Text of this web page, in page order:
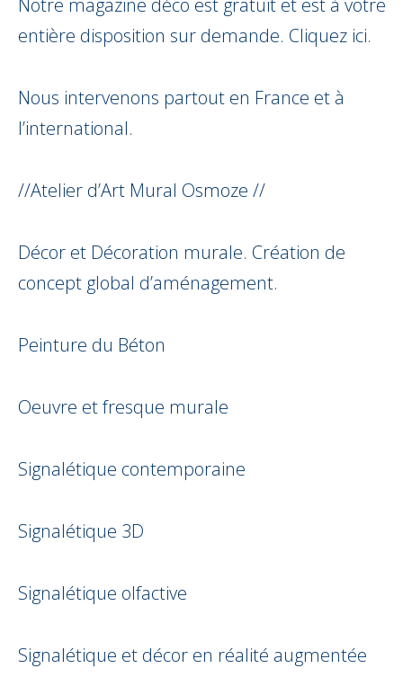
Notre magazine déco est gratuit et est à votre
entière disposition sur demande. Cliquez ici.
Nous intervenons partout en France et à
l’international.
//Atelier d’Art Mural Osmoze //
Décor et Décoration murale. Création de
concept global d’aménagement.
Peinture du Béton
Oeuvre et fresque murale
Signalétique contemporaine
Signalétique 3D
Signalétique olfactive
Signalétique et décor en réalité augmentée